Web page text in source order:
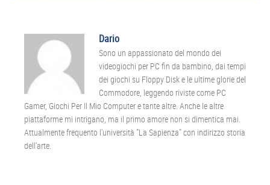
Dario
Sono un appassionato del mondo dei
videogiochi per PC fin da bambino, dai tempi
dei giochi su Floppy Disk e le ultime glorie del
Commodore, leggendo riviste come PC
Gamer, Giochi Per Il Mio Computer e tante altre. Anche le altre
piattaforme mi intrigano, ma il primo amore non si dimentica mai.
Attualmente frequento l'università "La Sapienza" con indirizzo storia
dell'arte.